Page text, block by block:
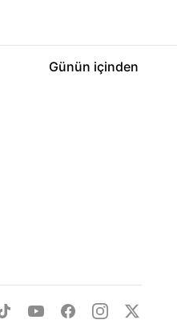
Günün içinden